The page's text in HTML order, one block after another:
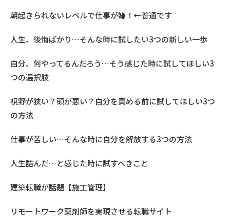
朝起きられないレベルで仕事が嫌！←普通です
人生、後悔ばかり…そんな時に試したい3つの新しい一歩
自分、何やってるんだろう…そう感じた時に試してほしい3
つの選択肢
視野が狭い？頭が悪い？自分を責める前に試してほしい3つ
の方法
仕事が苦しい…そんな時に自分を解放する3つの方法
人生詰んだ…と感じた時に試すべきこと
建築転職が話題【施工管理】
リモートワーク薬剤師を実現させる転職サイト